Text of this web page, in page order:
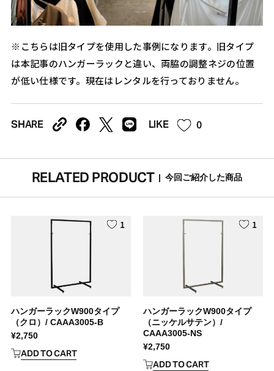
※こちらは旧タイプを使用した事例になります。旧タイプ
は本記事のハンガーラックと違い、両脇の調整ネジの位置
が低い仕様です。現在はレンタルを行っておりません。
SHARE LIKE 0
RELATED PRODUCT | 今回ご紹介した商品
ハンガーラックW900タイプ
（クロ）/ CAAA3005-B
¥2,750
ADD TO CART
1
ハンガーラックW900タイプ
（ニッケルサテン）/
CAAA3005-NS
¥2,750
ADD TO CART
1